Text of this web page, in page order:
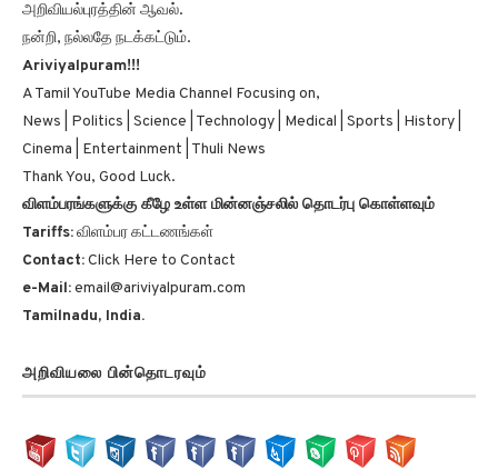
அறிவியல்புரத்தின் ஆவல்.
நன்றி, நல்லதே நடக்கட்டும்.
Ariviyalpuram!!!
A Tamil YouTube Media Channel Focusing on,
News | Politics | Science | Technology | Medical | Sports | History |
Cinema | Entertainment | Thuli News
Thank You, Good Luck.
விளம்பரங்களுக்கு கீழே உள்ள மின்னஞ்சலில் தொடர்பு கொள்ளவும்
Tariffs:விளம்பர கட்டணங்கள்
Contact:Click Here to Contact
e-Mail:email@ariviyalpuram.com
Tamilnadu, India.
அறிவியலை பின்தொடரவும்